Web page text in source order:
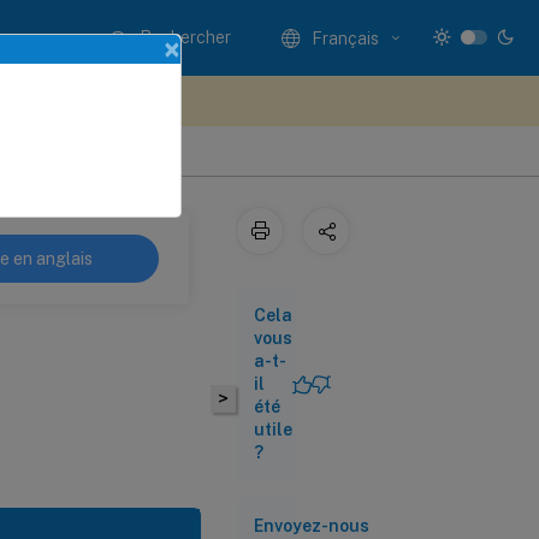
Rechercher Français
en anglais
>
Cela
vous
a-t-
il
été
utile
?
Envoyez-nous
×